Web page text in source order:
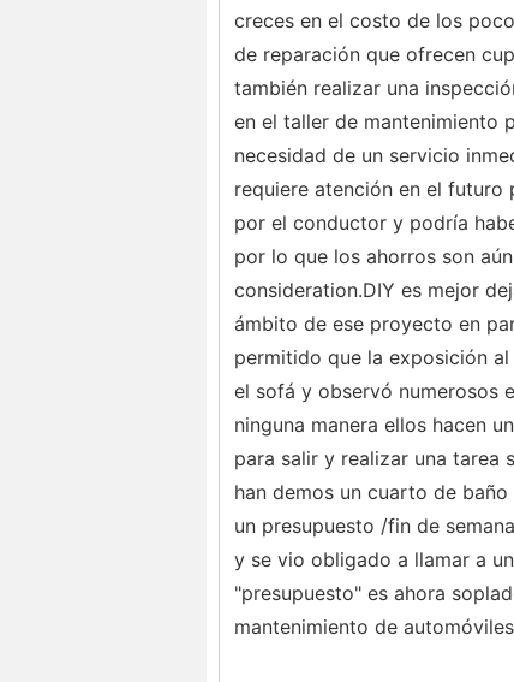
creces en el costo de los
de reparación que ofrecen
también realizar una
en el taller de mantenimiento
necesidad de un servicio
requiere atención en el futuro
por el conductor y podría
por lo que los ahorros son
consideration.DIY es mejor
ámbito de ese proyecto en
permitido que la exposición
el sofá y observó numerosos
ninguna manera ellos hacen
para salir y realizar una tarea
han demos un cuarto de
un presupuesto /fin de
y se vio obligado a llamar a
"presupuesto" es ahora
mantenimiento de